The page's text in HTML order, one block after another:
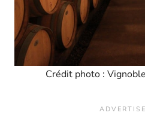
Crédit photo :